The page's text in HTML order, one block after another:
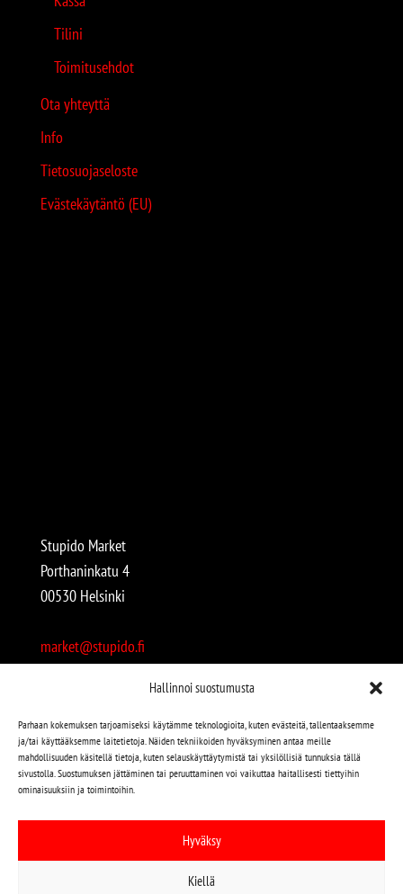
Hallinnoi suostumusta
Parhaan kokemuksen tarjoamiseksi käytämme teknologioita, kuten evästeitä, tallentaaksemme
ja/tai käyttääksemme laitetietoja. Näiden tekniikoiden hyväksyminen antaa meille
mahdollisuuden käsitellä tietoja, kuten selauskäyttäytymistä tai yksilöllisiä tunnuksia tällä
sivustolla. Suostumuksen jättäminen tai peruuttaminen voi vaikuttaa haitallisesti tiettyihin
ominaisuuksiin ja toimintoihin.
Hyväksy
Kiellä
Tilini
Toimitusehdot
Ota yhteyttä
Info
Tietosuojaseloste
Evästekäytäntö (EU)
Stupido Market
Porthaninkatu 4
00530 Helsinki
market@stupido.fi
Avoinna:
arkisin 12-18
lauantaisin 12-17
Stupido löytyy myös kivijalasta!
Stupido Marketista löydät niin uudet kuin käytetytkin
levyt, vaatteet, kirjat, korut jne jne…